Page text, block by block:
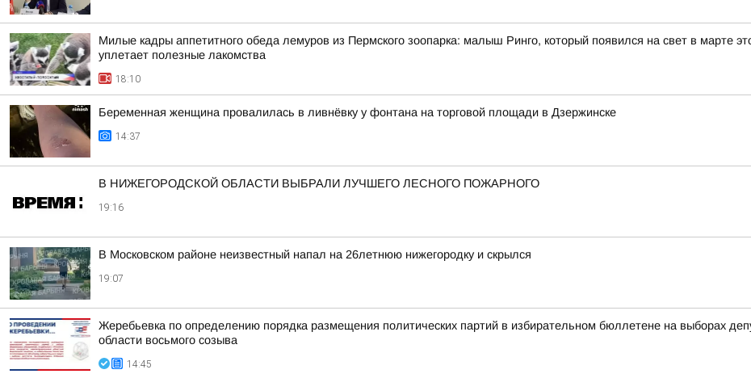
Милые кадры аппетитного обеда лемуров из Пермского зоопарка: малыш Ринго, который появился на свет в марте
уплетает полезные лакомства
18:10
Беременная женщина провалилась в ливнёвку у фонтана на торговой площади в Дзержинске
14:37
В НИЖЕГОРОДСКОЙ ОБЛАСТИ ВЫБРАЛИ ЛУЧШЕГО ЛЕСНОГО ПОЖАРНОГО
19:16
В Московском районе неизвестный напал на 26летнюю нижегородку и скрылся
19:07
Жеребьевка по определению порядка размещения политических партий в избирательном бюллетене на выборах
области восьмого созыва
14:45